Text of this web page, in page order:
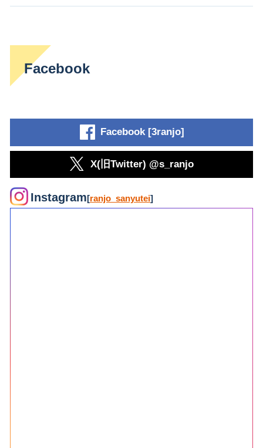
Facebook
Facebook [3ranjo]
X(旧Twitter) @s_ranjo
Instagram[ranjo_sanyutei]